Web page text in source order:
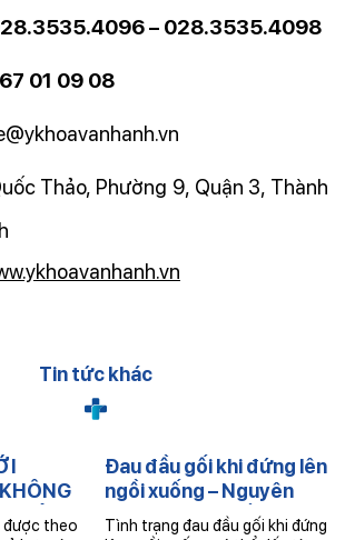
– 028.3535.4098
01 09 08
Thảo, Phường 9, Quận 3, Thành
Tin tức khác
TÂM –
được theo
Đau đầu gối khi đứng lên
ngồi xuống – Nguyên
nhân và cách điều trị
Tình trạng đau đầu gối khi đứng